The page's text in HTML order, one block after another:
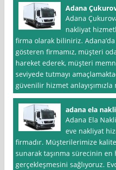
Adana
Adana
nakliyat
firma olarak biliniriz.
gösteren firmamız, müşteri
hareket ederek, müşteri
seviyede tutmayı
güvenilir hizmet
adana ela
Adana Ela
eve nakliyat
firmadır. Müşterilerimize
sunarak taşınma sürecinin en
gerçekleşmesini sağlıyoruz.